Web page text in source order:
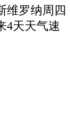
维罗纳周四
4天天气速